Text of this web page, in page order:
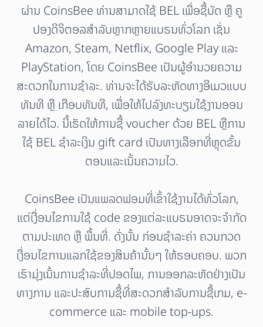
ຜ່ານ CoinsBee ທ່ານສາມາດໃຊ້ BEL ເພື່ອຊື້ບັດ ຫຼື ຄູ
ປອງດິຈິຕອລສຳລັບຫຼາກຫຼາຍແບຣນທົ່ວໂລກ ເຊັ່ນ
Amazon, Steam, Netflix, Google Play ແລະ
PlayStation, ໂດຍ CoinsBee ເປັນຜູ້ອຳນວຍຄວາມ
ສະດວກໃນການຊຳລະ. ທ່ານຈະໄດ້ຮັບລະຫັດທາງອີເມວແບບ
ທັນທີ ຫຼື ເກືອບທັນທີ, ເພື່ອໃຫ້ໄປລົງທະບຽນໃຊ້ງານອອນ
ລາຍໄດ້ໄວ. ນີ້ເຮັດໃຫ້ການຊື້ voucher ດ້ວຍ BEL ຫຼືການ
ໃຊ້ BEL ຊໍາລະເງິນ gift card ເປັນທາງເລືອກທີ່ຫຼຸດຂັ້ນ
ຕອນແລະເນັ້ນຄວາມໄວ.
CoinsBee ເປັນແພລດຟອມທີ່ເຂົ້າໃຊ້ງານໄດ້ທົ່ວໂລກ,
ແຕ່ເງື່ອນໄຂການໃຊ້ code ຂອງແຕ່ລະແບຣນອາດຈະຈຳກັດ
ຕາມປະເທດ ຫຼື ພື້ນທີ່. ດັ່ງນັ້ນ ກ່ອນຊຳລະຄ່າ ຄວນກວດ
ເງື່ອນໄຂການແລກໃຊ້ຂອງສິນຄ້ານັ້ນໆ ໃຫ້ຮອບຄອບ. ພວກ
ເຮົາມຸ່ງເນັ້ນການຊຳລະທີ່ປອດໄພ, ການອອກລະຫັດຢ່າງເປັນ
ທາງການ ແລະປະສົບການຊື້ທີ່ສະດວກສຳລັບການຊື້ເກມ, e-
commerce ແລະ mobile top-ups.